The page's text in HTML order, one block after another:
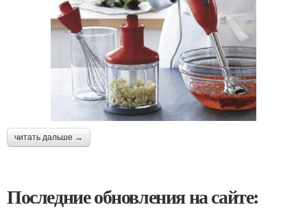
читать дальше →
Последние обновления на сайте: